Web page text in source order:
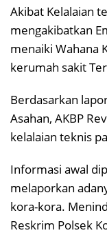
Akibat Kelalaian
mengakibatkan
menaiki Wahana
kerumah sakit
Berdasarkan
Asahan, AKBP
kelalaian teknis
Informasi awal
melaporkan
kora-kora.
Reskrim Polsek